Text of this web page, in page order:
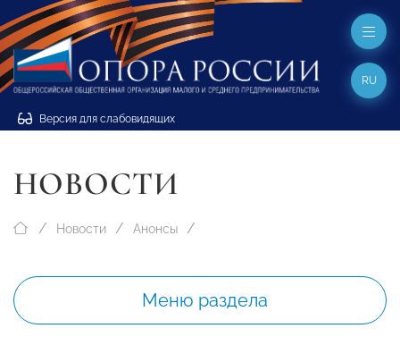
Версия для слабовидящих
RU
НОВОСТИ
Новости Анонсы
Меню раздела